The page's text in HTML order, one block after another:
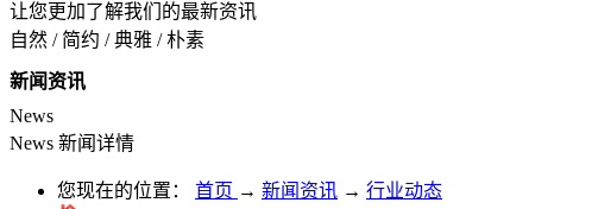
让您更加了解我们的最新资讯
自然 / 简约 / 典雅 / 朴素
新闻资讯
News
News 新闻详情
您现在的位置： 首页 → 新闻资讯 → 行业动态